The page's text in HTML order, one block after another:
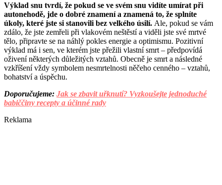
Výklad snu tvrdí, že pokud se ve svém snu vidíte umírat při
autonehodě, jde o dobré znamení a znamená to, že splníte
úkoly, které jste si stanovili bez velkého úsilí. Ale, pokud se vám
zdálo, že jste zemřeli při vlakovém neštěstí a viděli jste své mrtvé
tělo, připravte se na náhlý pokles energie a optimismu. Pozitivní
výklad má i sen, ve kterém jste přežili vlastní smrt – předpovídá
oživení některých důležitých vztahů. Obecně je smrt a následné
vzkříšení vždy symbolem nesmrtelnosti něčeho cenného – vztahů,
bohatství a úspěchu.
Doporučujeme: Jak se zbavit uřknutí? Vyzkoušejte jednoduché
babiččiny recepty a účinné rady
Reklama